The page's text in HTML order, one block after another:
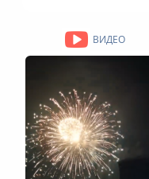
ВИДЕО